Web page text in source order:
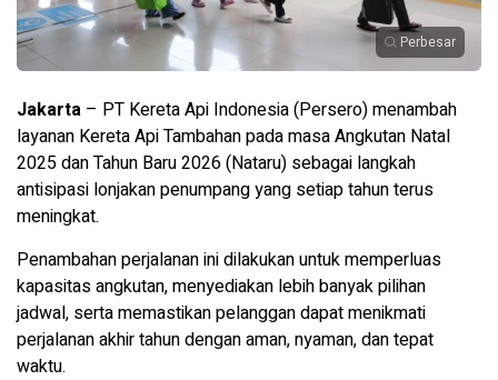
Perbesar
Jakarta – PT Kereta Api Indonesia (Persero) menambah
layanan Kereta Api Tambahan pada masa Angkutan Natal
2025 dan Tahun Baru 2026 (Nataru) sebagai langkah
antisipasi lonjakan penumpang yang setiap tahun terus
meningkat.
Penambahan perjalanan ini dilakukan untuk memperluas
kapasitas angkutan, menyediakan lebih banyak pilihan
jadwal, serta memastikan pelanggan dapat menikmati
perjalanan akhir tahun dengan aman, nyaman, dan tepat
waktu.